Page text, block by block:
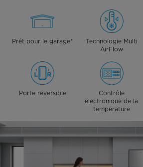
Prêt pour le garage*
Technologie Multi
AirFlow
Porte réversible
Contrôle
électronique de la
température